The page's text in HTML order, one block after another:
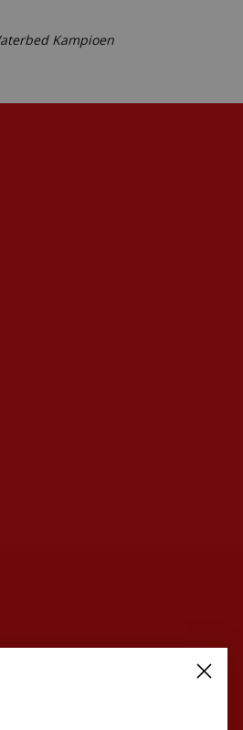
Kampioen